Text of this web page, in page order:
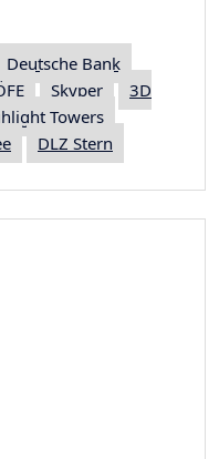
Deutsche Bank
Skyper
3D
Towers
DLZ Stern